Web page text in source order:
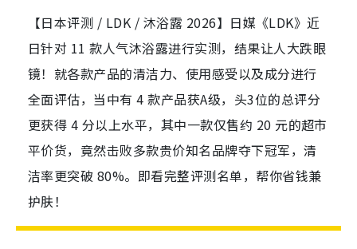
【日本评测 / LDK / 沐浴露 2026】日媒《LDK》近
日针对 11 款人气沐浴露进行实测，结果让人大跌眼
镜！就各款产品的清洁力、使用感受以及成分进行
全面评估，当中有 4 款产品获A级，头3位的总评分
更获得 4 分以上水平，其中一款仅售约 20 元的超市
平价货，竟然击败多款贵价知名品牌夺下冠军，清
洁率更突破 80%。即看完整评测名单，帮你省钱兼
护肤！